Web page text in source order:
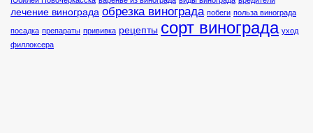
лечение винограда обрезка винограда побеги польза винограда
посадка препараты прививка рецепты сорт винограда уход
филлоксера